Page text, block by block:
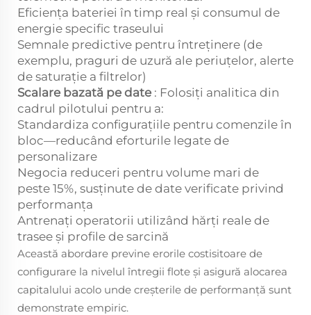
Eficiența bateriei în timp real și consumul de
energie specific traseului
Semnale predictive pentru întreținere (de
exemplu, praguri de uzură ale periuțelor, alerte
de saturație a filtrelor)
Scalare bazată pe date : Folosiți analitica din
cadrul pilotului pentru a:
Standardiza configurațiile pentru comenzile în
bloc—reducând eforturile legate de
personalizare
Negocia reduceri pentru volume mari de
peste 15%, susținute de date verificate privind
performanța
Antrenați operatorii utilizând hărți reale de
trasee și profile de sarcină
Această abordare previne erorile costisitoare de
configurare la nivelul întregii flote și asigură alocarea
capitalului acolo unde creșterile de performanță sunt
demonstrate empiric.